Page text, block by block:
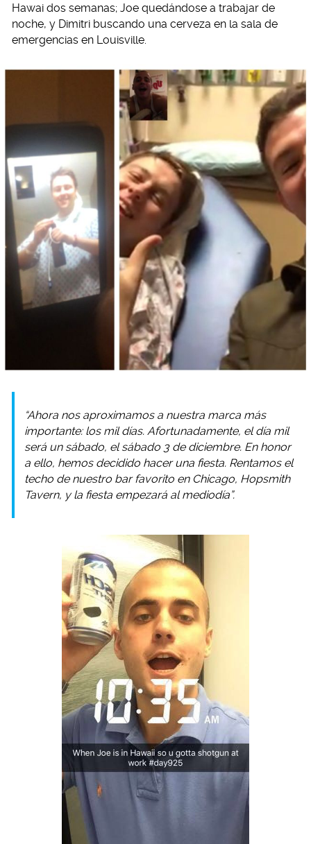
Hawai dos semanas; Joe quedándose a trabajar de
noche, y Dimitri buscando una cerveza en la sala de
emergencias en Louisville.
“Ahora nos aproximamos a nuestra marca más
importante: los mil días. Afortunadamente, el día mil
será un sábado, el sábado 3 de diciembre. En honor
a ello, hemos decidido hacer una fiesta. Rentamos el
techo de nuestro bar favorito en Chicago, Hopsmith
Tavern, y la fiesta empezará al mediodía”.